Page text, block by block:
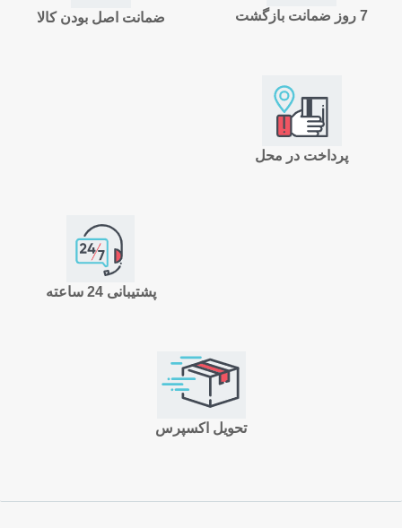
ضمانت اصل بودن کالا 7 روز ضمانت بازگشت
پرداخت در محل
پشتیبانی 24 ساعته
تحویل اکسپرس